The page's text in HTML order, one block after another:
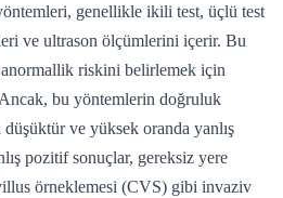
genellikle ikili test, üçlü test
ve ultrason ölçümlerini içerir. Bu
riskini belirlemek için
bu yöntemlerin doğruluk
ve yüksek oranda yanlış
pozitif sonuçlar, gereksiz yere
örneklemesi (CVS) gibi invaziv